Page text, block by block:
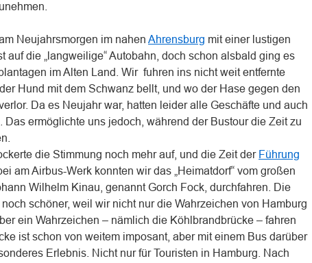
Neujahrsmorgen im nahen Ahrensburg mit einer lustigen
auf die „langweilige“ Autobahn, doch schon alsbald ging es
im Alten Land. Wir fuhren ins nicht weit entfernte
Hund mit dem Schwanz bellt, und wo der Hase gegen den
Da es Neujahr war, hatten leider alle Geschäfte und auch
ermöglichte uns jedoch, während der Bustour die Zeit zu
die Stimmung noch mehr auf, und die Zeit der Führung
am Airbus-Werk konnten wir das „Heimatdorf“ vom großen
Wilhelm Kinau, genannt Gorch Fock, durchfahren. Die
schöner, weil wir nicht nur die Wahrzeichen von Hamburg
ein Wahrzeichen – nämlich die Köhlbrandbrücke – fahren
ist schon von weitem imposant, aber mit einem Bus darüber
Erlebnis. Nicht nur für Touristen in Hamburg. Nach